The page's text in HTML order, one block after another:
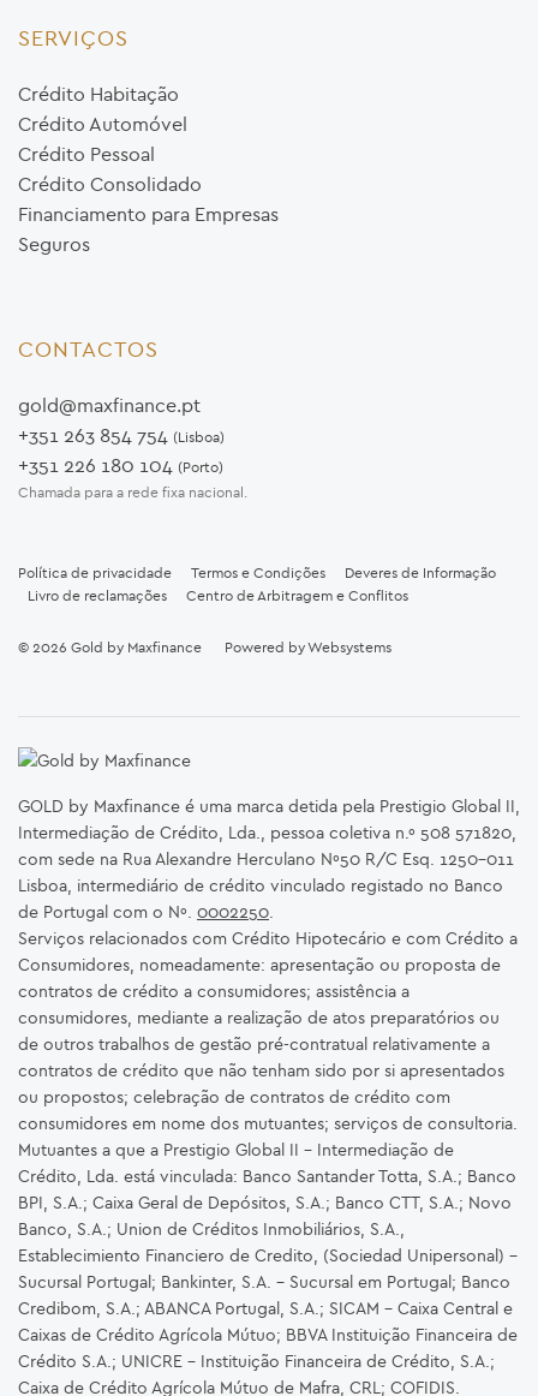
SERVIÇOS
Crédito Habitação
Crédito Automóvel
Crédito Pessoal
Crédito Consolidado
Financiamento para Empresas
Seguros
CONTACTOS
gold@maxfinance.pt
+351 263 854 754 (Lisboa)
+351 226 180 104 (Porto)
Chamada para a rede fixa nacional.
Política de privacidade Termos e Condições
Deveres de Informação
Livro de reclamações
Centro de Arbitragem e Conflitos
© 2026 Gold by Maxfinance Powered byWebsystems
GOLD by Maxfinance é uma marca detida pela Prestigio Global II,
Intermediação de Crédito, Lda., pessoa coletiva n.º 508 571820,
com sede na Rua Alexandre Herculano Nº50 R/C Esq. 1250-011
Lisboa, intermediário de crédito vinculado registado no Banco
de Portugal com o Nº. 0002250.
Serviços relacionados com Crédito Hipotecário e com Crédito a
Consumidores, nomeadamente: apresentação ou proposta de
contratos de crédito a consumidores; assistência a
consumidores, mediante a realização de atos preparatórios ou
de outros trabalhos de gestão pré-contratual relativamente a
contratos de crédito que não tenham sido por si apresentados
ou propostos; celebração de contratos de crédito com
consumidores em nome dos mutuantes; serviços de consultoria.
Mutuantes a que a Prestigio Global II – Intermediação de
Crédito, Lda. está vinculada: Banco Santander Totta, S.A.; Banco
BPI, S.A.; Caixa Geral de Depósitos, S.A.; Banco CTT, S.A.; Novo
Banco, S.A.; Union de Créditos Inmobiliários, S.A.,
Establecimiento Financiero de Credito, (Sociedad Unipersonal) -
Sucursal Portugal; Bankinter, S.A. – Sucursal em Portugal; Banco
Credibom, S.A.; ABANCA Portugal, S.A.; SICAM - Caixa Central e
Caixas de Crédito Agrícola Mútuo; BBVA Instituição Financeira de
Crédito S.A.; UNICRE – Instituição Financeira de Crédito, S.A.;
Caixa de Crédito Agrícola Mútuo de Mafra, CRL; COFIDIS.